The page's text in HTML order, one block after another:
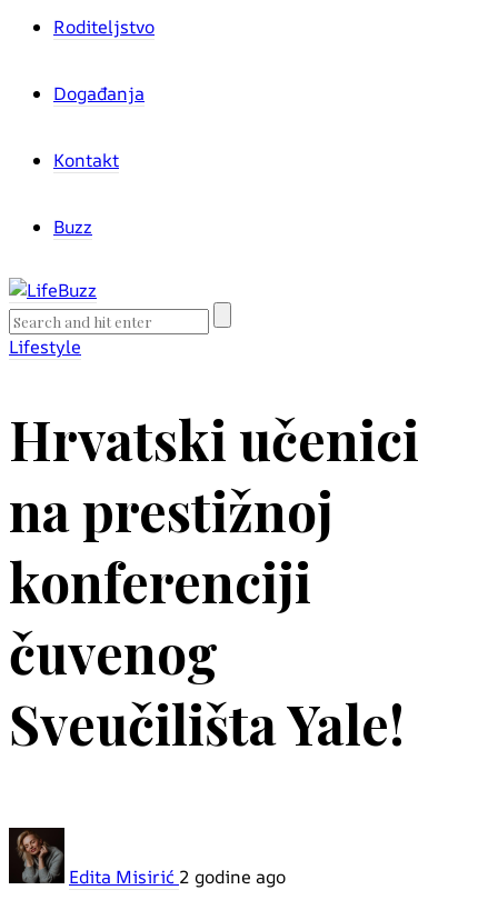
Roditeljstvo
Događanja
Kontakt
Buzz
Lifestyle
Hrvatski učenici
na prestižnoj
konferenciji
čuvenog
Sveučilišta Yale!
Edita Misirić 2 godine ago